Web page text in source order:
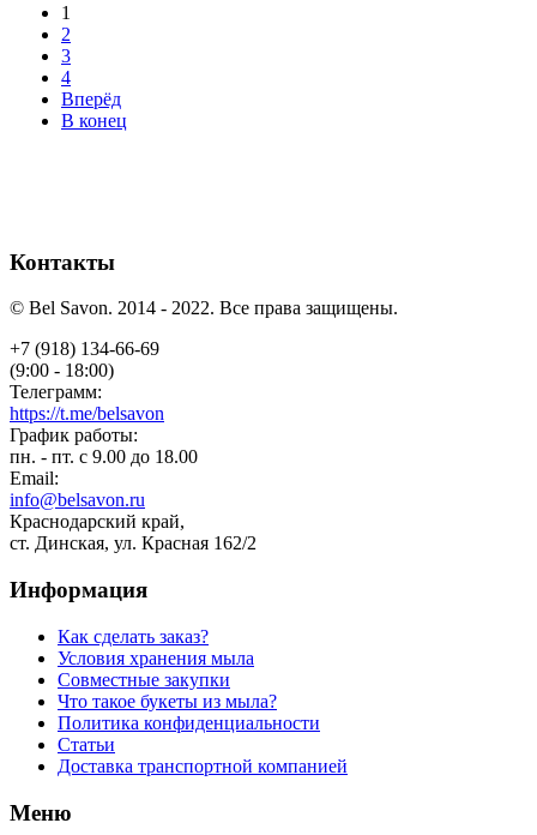
1
2
3
4
Вперёд
В конец
Контакты
© Bel Savon. 2014 - 2022. Все права защищены.
+7 (918) 134-66-69
(9:00 - 18:00)
Телеграмм:
https://t.me/belsavon
График работы:
пн. - пт. с 9.00 до 18.00
Email:
info@belsavon.ru
Краснодарский край,
ст. Динская, ул. Красная 162/2
Информация
Как сделать заказ?
Условия хранения мыла
Совместные закупки
Что такое букеты из мыла?
Политика конфиденциальности
Статьи
Доставка транспортной компанией
Меню